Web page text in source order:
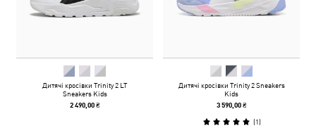
Дитячі кросівки Trinity 2 LT
Sneakers Kids
2 490,00 ₴
Дитячі кросівки Trinity 2 Sneakers
Kids
3 590,00 ₴
(1)